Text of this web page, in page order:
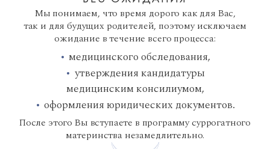
Мы понимаем, что время дорого как для Вас,
так и для будущих родителей, поэтому исключаем
ожидание в течение всего процесса:
медицинского обследования,
утверждения кандидатуры
медицинским консилиумом,
оформления юридических документов.
После этого Вы вступаете в программу суррогатного
материнства незамедлительно.